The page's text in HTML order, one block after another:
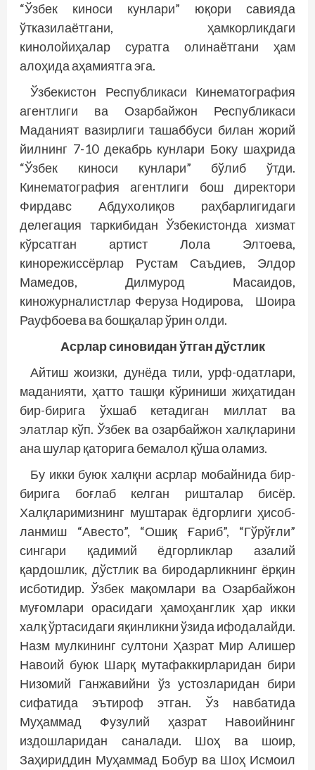
“Ўзбек киноси кунлари” юқори савияда
ўтказилаётгани, ҳамкорликдаги
кинолойиҳалар суратга олинаётгани ҳам
алоҳида аҳамиятга эга.
Ўзбекистон Республикаси Кинематография
агентлиги ва Озарбайжон Республикаси
Маданият вазирлиги ташаббуси билан жорий
йилнинг 7-10 декабрь кунлари Боку шаҳрида
“Ўзбек киноси кунлари” бўлиб ўтди.
Кинематография агентлиги бош директори
Фирдавс Абдухолиқов раҳбарлигидаги
делегация таркибидан Ўзбекистонда хизмат
кўрсатган артист Лола Элтоева,
кинорежиссёрлар Рустам Саъдиев, Элдор
Мамедов, Дилмурод Ма­саидов,
киножурналистлар Феруза Нодирова, Шоира
Рауфбоева ва бошқалар ўрин олди.
Асрлар синовидан ўтган дўстлик
Айтиш жоизки, дунёда тили, урф-одатлари,
маданияти, ҳатто ташқи кўриниши жиҳатидан
бир-бирига ўхшаб кетадиган миллат ва
элатлар кўп. Ўзбек ва озарбайжон халқларини
ана шулар қаторига бемалол қўша оламиз.
Бу икки буюк халқни асрлар мобайнида бир-
бирига боғлаб келган ришталар бисёр.
Халқларимизнинг муштарак ёдгорлиги ҳисоб­
ланмиш “Авесто”, “Ошиқ Ғариб”, “Гўрўғли”
сингари қадимий ёдгорликлар азалий
қардошлик, дўстлик ва биродарликнинг ёрқин
исботидир. Ўзбек мақомлари ва Озарбайжон
муғомлари орасидаги ҳамоҳанглик ҳар икки
халқ ўртасидаги яқинликни ўзида ифодалайди.
Назм мулкининг султони Ҳазрат Мир Алишер
Навоий буюк Шарқ мутафаккирларидан бири
Низомий Ганжавийни ўз ус­тозларидан бири
сифатида эътироф этган. Ўз навбатида
Муҳаммад Фузулий ҳазрат Навоийнинг
издошларидан саналади. Шоҳ ва шоир,
Заҳириддин Муҳаммад Бобур ва Шоҳ Исмоил